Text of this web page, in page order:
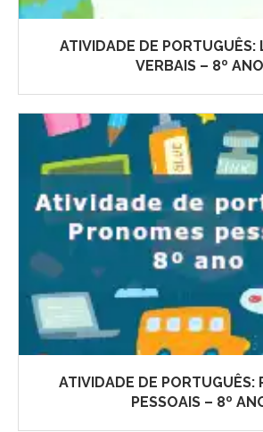
ATIVIDADE DE PORTUGUÊS:
VERBAIS – 8º ANO
ATIVIDADE DE PORTUGUÊS:
PESSOAIS – 8º